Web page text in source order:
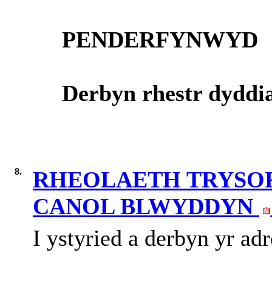
PENDERFYNWYD
Derbyn rhestr
8.
RHEOLAETH
CANOL BLWYDDYN
I ystyried a derbyn yr